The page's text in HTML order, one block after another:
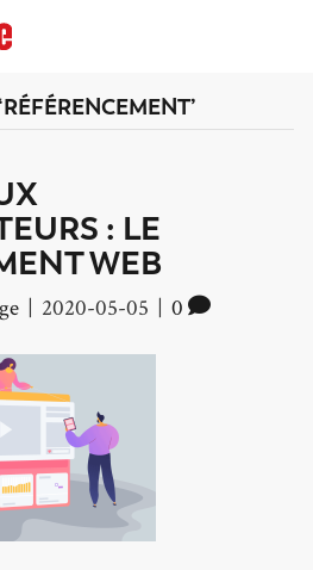
: LE
WEB
| 2020-05-05 | 0